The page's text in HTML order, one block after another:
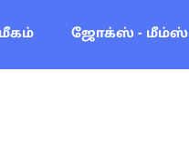
ஜோக்ஸ் - மீம்ஸ்